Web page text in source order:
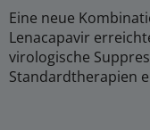
Eine neue
Lenacapavir
virologische
Standardtherapien